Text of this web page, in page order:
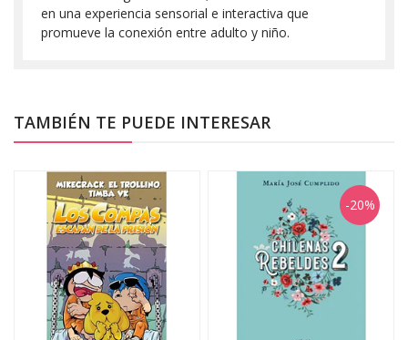
en una experiencia sensorial e interactiva que
promueve la conexión entre adulto y niño.
TAMBIÉN TE PUEDE INTERESAR
-20%